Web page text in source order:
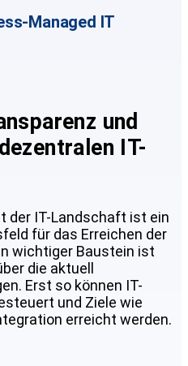
Managed IT
und
IT-
der IT-Landschaft ist ein
für das Erreichen der
wichtiger Baustein ist
die aktuell
Erst so können IT-
und Ziele wie
erreicht werden.